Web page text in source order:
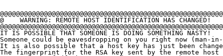
@    WARNING: REMOTE HOST IDENTIFICATION HAS CHANGED!
IT IS POSSIBLE THAT SOMEONE IS DOING SOMETHING NASTY!
Someone could be eavesdropping on you right now (man-
It is also possible that a host key has just been
The fingerprint for the RSA key sent by the remote